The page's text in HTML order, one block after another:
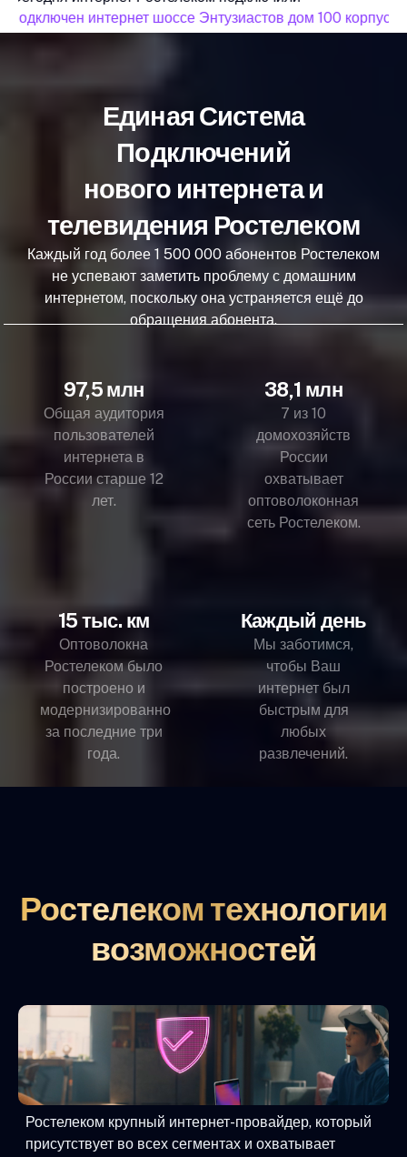
подключен интернет шоссе Энтузиастов дом 100 корпус 4
Единая Система
Подключений
нового интернета и
телевидения Ростелеком
Каждый год более 1 500 000 абонентов Ростелеком
не успевают заметить проблему с домашним
интернетом, поскольку она устраняется ещё до
обращения абонента.
97,5 млн
Общая аудитория
пользователей
интернета в
России старше 12
лет.
38,1 млн
7 из 10
домохозяйств
России
охватывает
оптоволоконная
сеть Ростелеком.
15 тыс. км
Оптоволокна
Ростелеком было
построено и
модернизированно
за последние три
года.
Каждый день
Мы заботимся,
чтобы Ваш
интернет был
быстрым для
любых
развлечений.
Ростелеком технологии
возможностей
Ростелеком крупный интернет-провайдер, который
присутствует во всех сегментах и охватывает